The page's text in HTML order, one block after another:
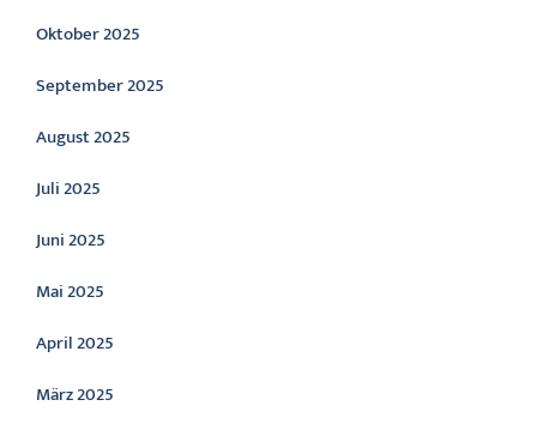
Oktober 2025
September 2025
August 2025
Juli 2025
Juni 2025
Mai 2025
April 2025
März 2025